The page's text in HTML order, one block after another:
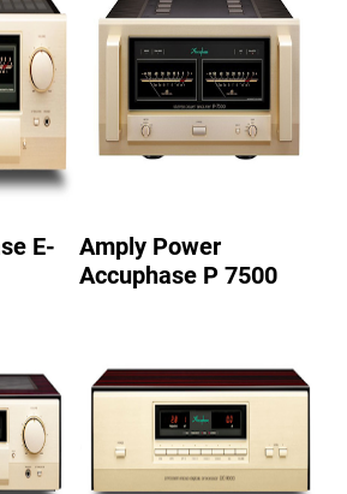
E-
Amply Power
Accuphase P 7500